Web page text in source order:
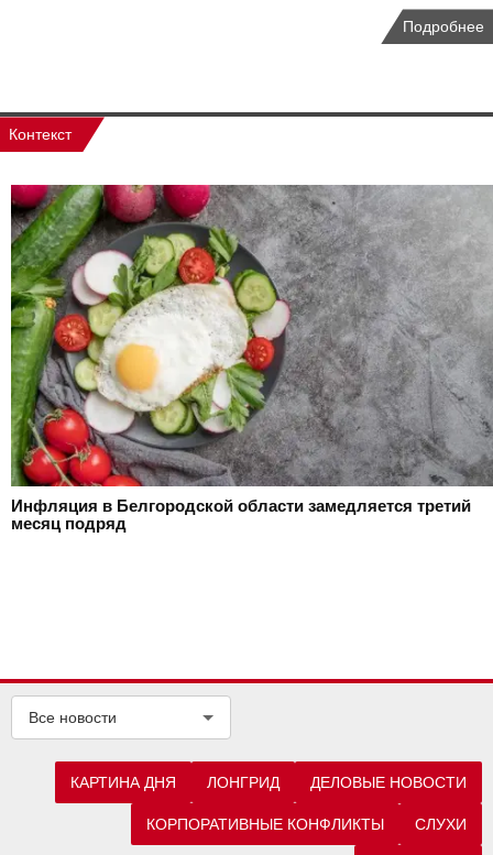
Подробнее
Контекст
Инфляция в Белгородской области замедляется третий
месяц подряд
Все новости
КАРТИНА ДНЯ ЛОНГРИД ДЕЛОВЫЕ НОВОСТИ
КОРПОРАТИВНЫЕ КОНФЛИКТЫ СЛУХИ